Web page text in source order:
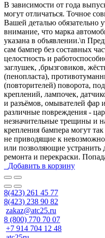
В зависимости от года
могут отличаться. Точное
Вашей деталью обязательно
внимание, что марка
указана в объявлении.\n
сам бампер без составных
целостность и
заглушек, ,брызговиков,
(пенопласта),
(повторителей) поворота,
креплений, лампочек,
и разъёмов, омывателей фар
различные повреждения -
незначительные трещины и
крепления бампера могут
не приводящие к
или позволяющие устранить
ремонта и перекраски.
Добавить в корзину
8(423) 261 45 77
8(423) 238 90 82
zakaz@atc25.ru
8 (800) 770 70 07
+7 914 704 12 48